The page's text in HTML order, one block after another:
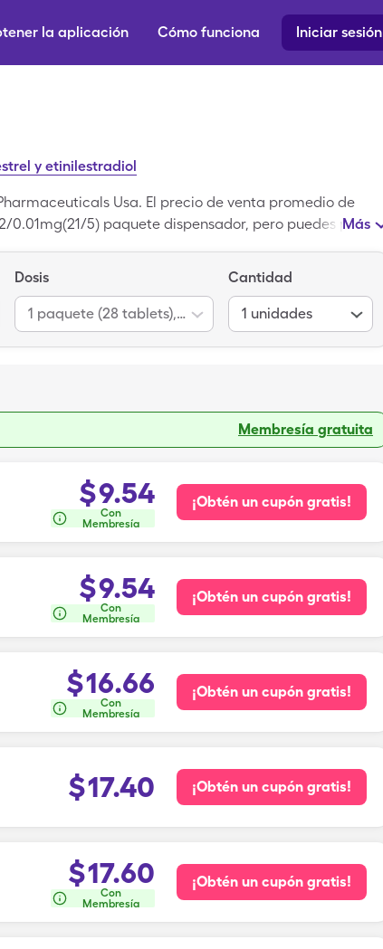
Iniciar sesión
Cómo funciona
la aplicación
y etinilestradiol
Usa. El precio de venta promedio de
0.01mg(21/5) paquete dispensador, pero puedes pagar
Estradiol (Biphasic) un medicamento genérico.
Más
Dosis
1 paquete (28 tablets), 0.15-0.02/0.01mg(21/5)
Cantidad
1 unidades
Membresía gratuita
$9.54
Con
Membresía
¡Obtén un cupón gratis!
$9.54
Con
Membresía
¡Obtén un cupón gratis!
$16.66
Con
Membresía
¡Obtén un cupón gratis!
$17.40 ¡Obtén un cupón gratis!
$17.60
Con
Membresía
¡Obtén un cupón gratis!